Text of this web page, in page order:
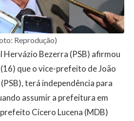
Reprodução)
Hervázio Bezerra (PSB) afirmou
que o vice-prefeito de João
terá independência para
assumir a prefeitura em
Cícero Lucena (MDB)